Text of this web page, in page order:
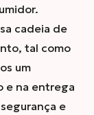
cadeia de
tal como
um
e na entrega
e